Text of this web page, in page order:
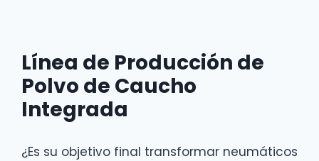
Línea de Producción de
Polvo de Caucho
Integrada
¿Es su objetivo final transformar neumáticos